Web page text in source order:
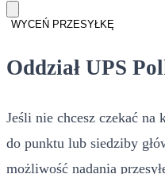
WYCEŃ PRZESYŁKĘ
Oddział UPS
Jeśli nie chcesz czekać na
do punktu lub siedziby
możliwość nadania